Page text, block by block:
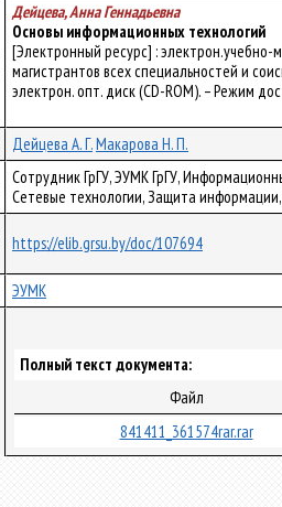
Дейцева, Анна Геннадьевна
Основы информационных технологий
[Электронный ресурс] :
магистрантов всех специальностей и
электрон. опт. диск (CD-ROM). – Режим
Дейцева А. Г.Макарова Н. П.
Сотрудник ГрГУ, ЭУМК ГрГУ,
Сетевые технологии, Защита
https://elib.grsu.by/doc/107694
ЭУМК
Полный текст документа:
Файл
841411_361574rar.rar